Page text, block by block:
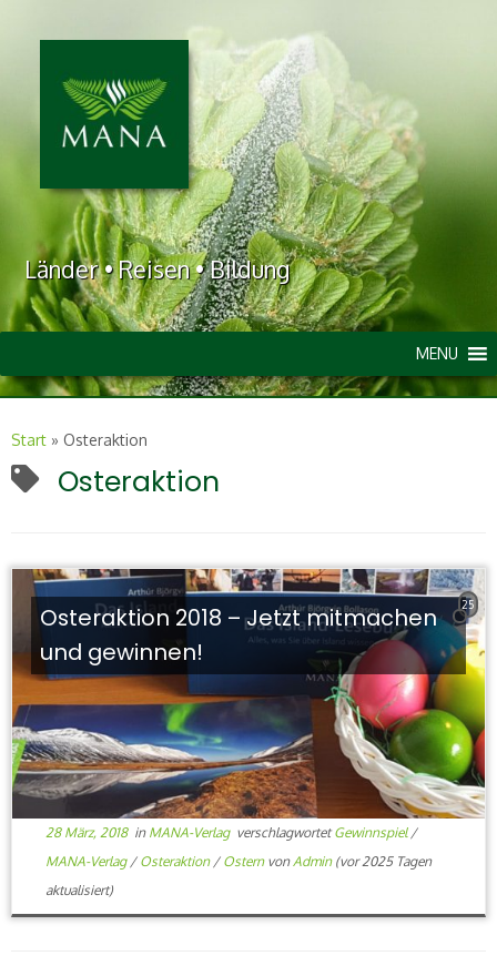
Länder • Reisen • Bildung
MENU
Start » Osteraktion
Osteraktion
25
Osteraktion 2018 – Jetzt mitmachen
und gewinnen!
28 März, 2018in MANA-Verlag verschlagwortetGewinnspiel /
MANA-Verlag / Osteraktion / Ostern von Admin(vor 2025 Tagen
aktualisiert)